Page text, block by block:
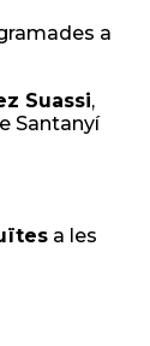
a
Suassi,
Santanyí
a les